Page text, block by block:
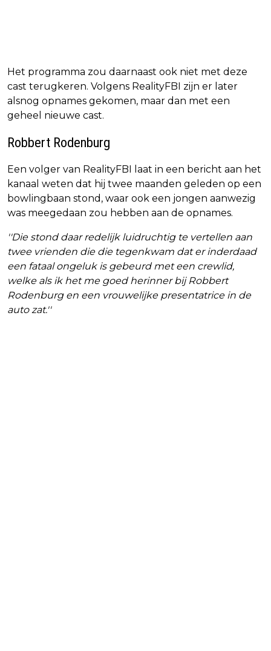
Het programma zou daarnaast ook niet met deze
cast terugkeren. Volgens RealityFBI zijn er later
alsnog opnames gekomen, maar dan met een
geheel nieuwe cast.
Robbert Rodenburg
Een volger van RealityFBI laat in een bericht aan het
kanaal weten dat hij twee maanden geleden op een
bowlingbaan stond, waar ook een jongen aanwezig
was meegedaan zou hebben aan de opnames.
''Die stond daar redelijk luidruchtig te vertellen aan
twee vrienden die die tegenkwam dat er inderdaad
een fataal ongeluk is gebeurd met een crewlid,
welke als ik het me goed herinner bij Robbert
Rodenburg en een vrouwelijke presentatrice in de
auto zat.''